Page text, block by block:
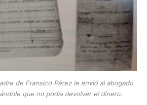
de Fransico Pérez le envió al abogado
que no podía devolver el dinero.